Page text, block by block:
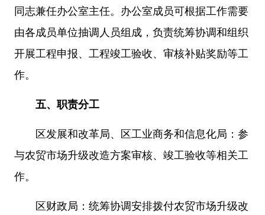
同志兼任办公室主任。办公室成员可根据工作需要
由各成员单位抽调人员组成，负责统筹协调和组织
开展工程申报、工程竣工验收、审核补贴奖励等工
作。
五、职责分工
区发展和改革局、区工业商务和信息化局：参
与农贸市场升级改造方案审核、竣工验收等相关工
作。
区财政局：统筹协调安排拨付农贸市场升级改